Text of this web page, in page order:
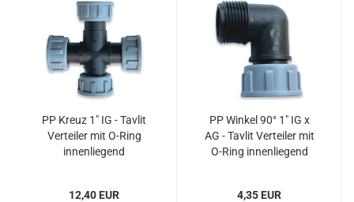
PP Kreuz 1" IG - Tavlit
Verteiler mit O-Ring
innenliegend
12,40 EUR
PP Winkel 90° 1" IG x
AG - Tavlit Verteiler mit
O-Ring innenliegend
4,35 EUR